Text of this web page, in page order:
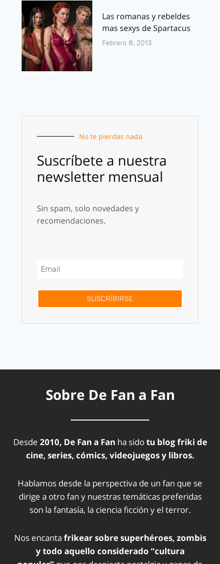
Las romanas y rebeldes
mas sexys de Spartacus
Febrero 8, 2013
No te pierdas nada
Suscríbete a nuestra
newsletter mensual
Sin spam, solo novedades y
recomendaciones.
SUSCRÍBIRSE
Sobre De Fan a Fan
Desde 2010, De Fan a Fan ha sidotu blog friki de
cine, series, cómics, videojuegos y libros.
Hablamos desde la perspectiva de un fan que se
dirige a otro fan y nuestras temáticas preferidas
son la fantasía, la ciencia ficción y el terror.
Nos encanta frikear sobre superhéroes, zombis
y todo aquello considerado “cultura